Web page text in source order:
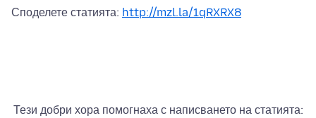
Споделете статията: http://mzl.la/1qRXRX8
Тези добри хора помогнаха с написването на статията: